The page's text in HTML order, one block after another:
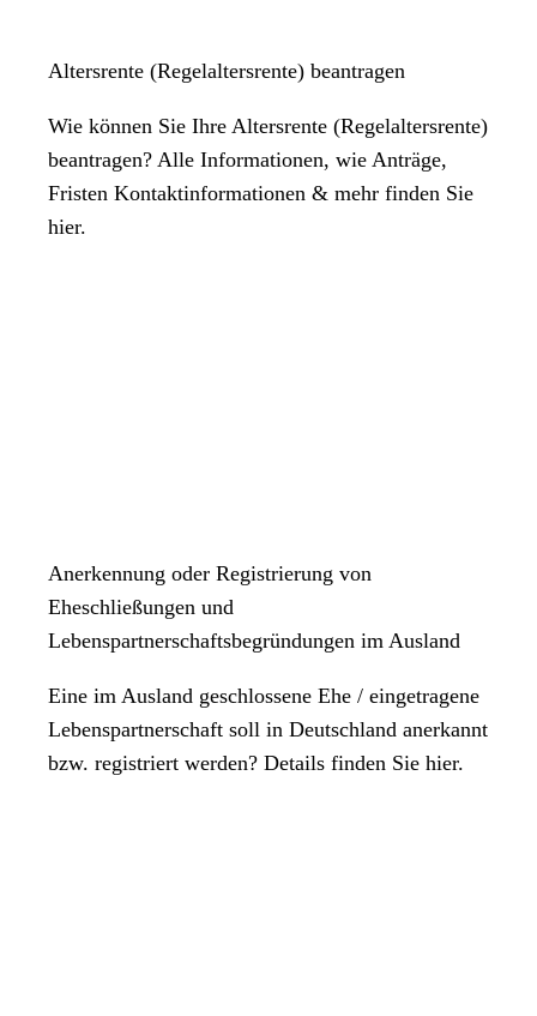
Altersrente (Regelaltersrente) beantragen
Wie können Sie Ihre Altersrente (Regelaltersrente)
beantragen? Alle Informationen, wie Anträge,
Fristen Kontaktinformationen & mehr finden Sie
hier.
Anerkennung oder Registrierung von
Eheschließungen und
Lebenspartnerschaftsbegründungen im Ausland
Eine im Ausland geschlossene Ehe / eingetragene
Lebenspartnerschaft soll in Deutschland anerkannt
bzw. registriert werden? Details finden Sie hier.